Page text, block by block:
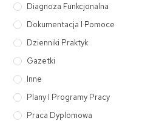
Diagnoza Funkcjonalna
Dokumentacja I Pomoce
Dzienniki Praktyk
Gazetki
Inne
Plany I Programy Pracy
Praca Dyplomowa